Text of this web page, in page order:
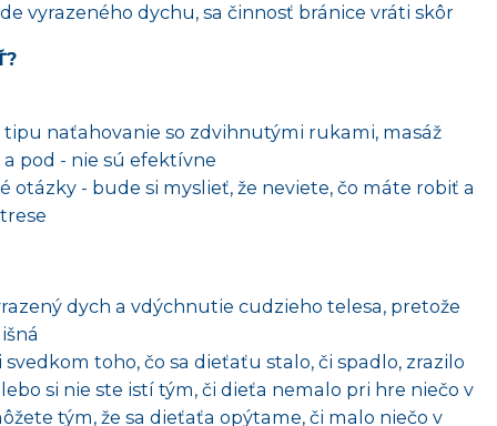
vyrazeného dychu, sa činnosť bránice vráti skôr
naťahovanie so zdvihnutými rukami, masáž
pod - nie sú efektívne
otázky - bude si myslieť, že neviete, čo máte robiť a
dych a vdýchnutie cudzieho telesa, pretože
toho, čo sa dieťaťu stalo, či spadlo, zrazilo
si nie ste istí tým, či dieťa nemalo pri hre niečo v
tým, že sa dieťaťa opýtame, či malo niečo v